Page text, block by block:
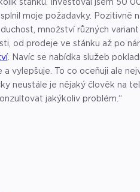
stánků. Investoval jsem 50
moje požadavky. Pozitivně
množství různých
od prodeje ve stánku až po
. Navíc se nabídka služeb pokladního
a vylepšuje. To co oceňuji ale
neustále je nějaký člověk na
jakýkoliv problém.“